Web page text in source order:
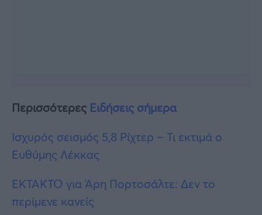
Περισσότερες Ειδήσεις σήμερα
Ισχυρός σεισμός 5,8 Ρίχτερ – Τι εκτιμά ο
Ευθύμης Λέκκας
ΕΚΤΑΚΤΟ για Άρη Πορτοσάλτε: Δεν το
περίμενε κανείς